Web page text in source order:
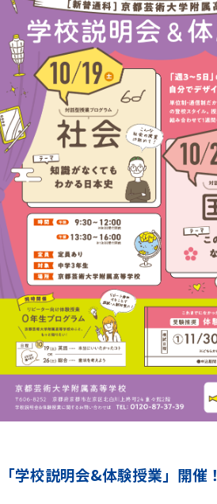
「学校説明会&体験授業」開催！